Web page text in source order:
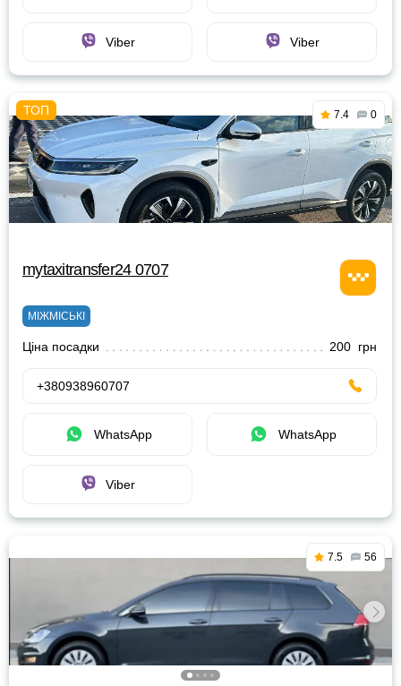
Viber Viber
7.4 0
mytaxitransfer24 0707
МІЖМІСЬКІ
Ціна посадки 200 грн
+380938960707
WhatsApp WhatsApp
Viber
7.5 56